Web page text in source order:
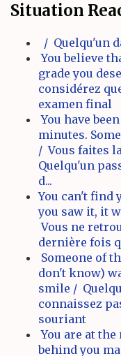
Situation
/ Quelqu'un
You believe
grade you
considérez
examen final
You have
minutes.
/ Vous faites
Quelqu'un
d...
You can't find
you saw it, it
Vous ne
dernière fois
Someone of
don't know)
smile /
connaissez
souriant
You are at
behind you